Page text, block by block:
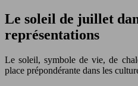
Le soleil de juillet
représentations
Le soleil, symbole de vie, de
place prépondérante dans les